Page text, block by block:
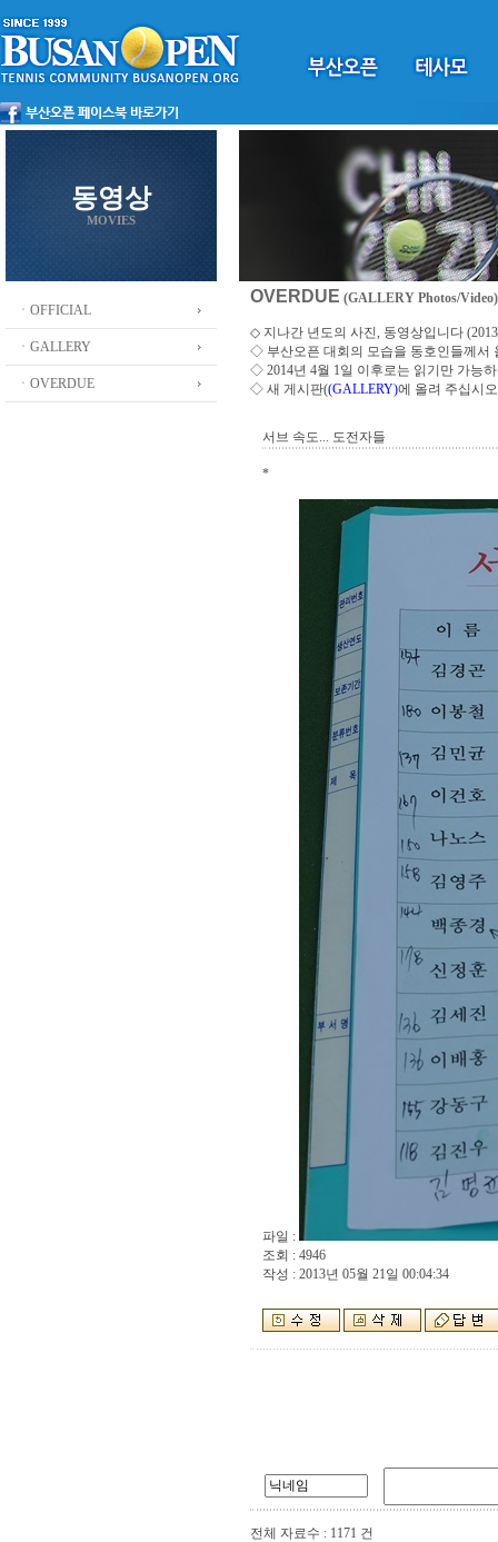
동영상
MOVIES
ㆍOFFICIAL
ㆍGALLERY
ㆍOVERDUE
OVERDUE (GALLERY Photos/Video)
◇ 지나간 년도의 사진, 동영상입니다
◇ 부산오픈 대회의 모습을 동호인들께서
◇ 2014년 4월 1일 이후로는 읽기만 가능
◇ 새 게시판((GALLERY)에 올려 주십시오
서브 속도... 도전자들
*
파일 :
조회 : 4946
작성 : 2013년 05월 21일 00:04:34
전체 자료수 : 1171 건